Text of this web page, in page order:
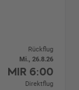
Rückflug
Mi., 26.8.26
MIR 6:00
Direktflug